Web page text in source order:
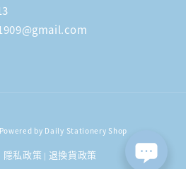
by Daily Stationery Shop
隱私政策 | 退換貨政策